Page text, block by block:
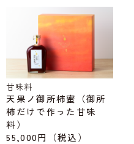
甘味料
天果ノ御所柿蜜（御所
柿だけで作った甘味
料）
55,000円
（税込）